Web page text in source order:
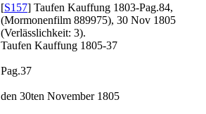
[S157] Taufen Kauffung 1803-Pag.84,
(Mormonenfilm 889975), 30 Nov 1805
(Verlässlichkeit: 3).
Taufen Kauffung 1805-37
Pag.37
den 30ten November 1805